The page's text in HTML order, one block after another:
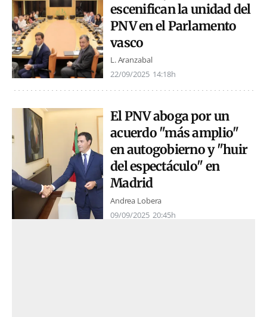
escenifican la unidad del
PNV en el Parlamento
vasco
L. Aranzabal
22/09/2025 14:18h
El PNV aboga por un
acuerdo "más amplio"
en autogobierno y "huir
del espectáculo" en
Madrid
Andrea Lobera
09/09/2025 20:45h